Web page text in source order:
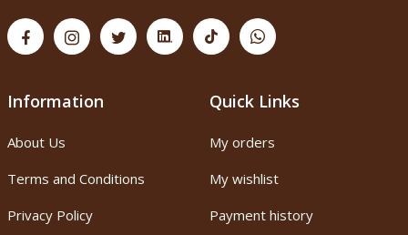
Information
About Us
Terms and Conditions
Privacy Policy
Quick Links
My orders
My wishlist
Payment history